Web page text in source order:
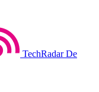
TechRadar De